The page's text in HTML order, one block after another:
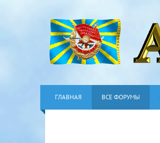
ГЛАВНАЯ ВСЕ ФОРУМЫ